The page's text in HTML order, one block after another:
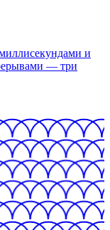
и
— три